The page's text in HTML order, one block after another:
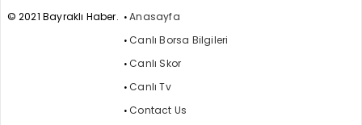
© 2021 Bayraklı Haber.
Anasayfa
Canlı Borsa Bilgileri
Canlı Skor
Canlı Tv
Contact Us